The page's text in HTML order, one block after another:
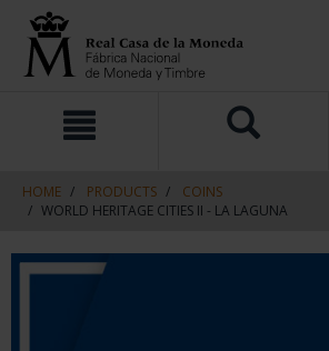
navigation
HOME PRODUCTS
COINS
WORLD HERITAGE CITIES II - LA LAGUNA